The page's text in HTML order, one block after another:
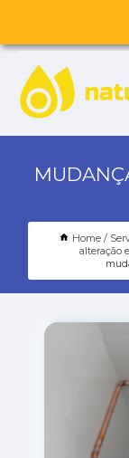
Home
alteração